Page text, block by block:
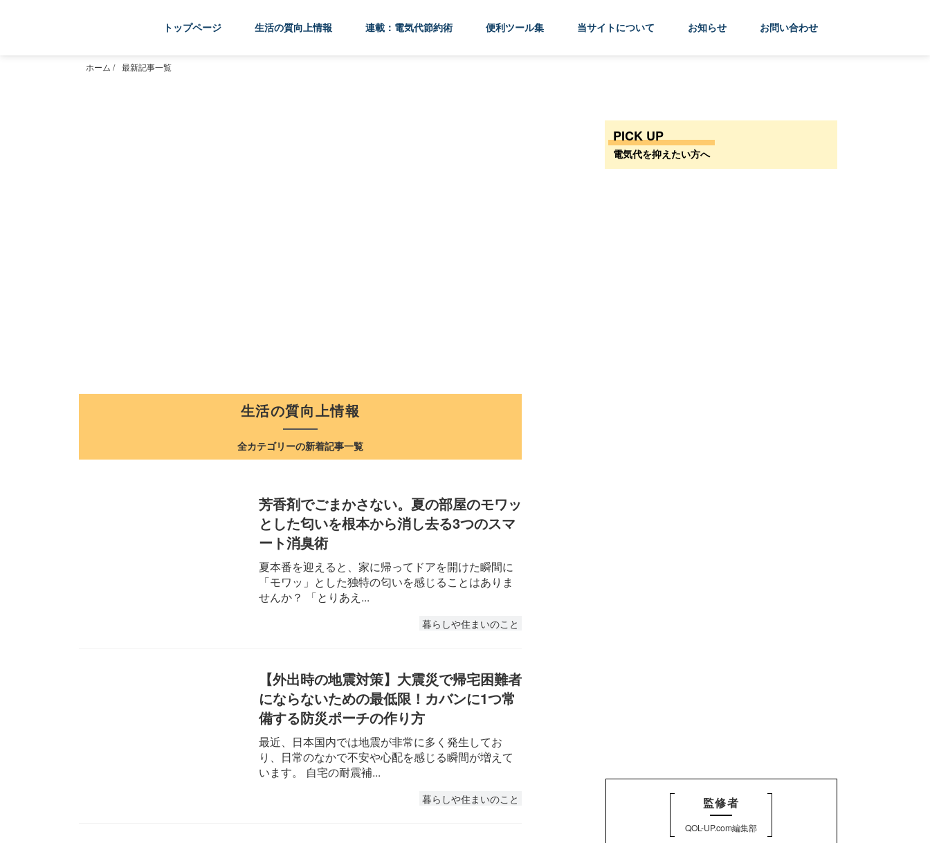
トップページ 生活の質向上情報 連載：電気代節約術 便利ツール集 当サイトについて お知らせ お問い合わせ
ホーム / 最新記事一覧
生活の質向上情報
全カテゴリーの新着記事一覧
芳香剤でごまかさない。夏の部屋のモワッ
とした匂いを根本から消し去る3つのスマ
ート消臭術
夏本番を迎えると、家に帰ってドアを開けた瞬間に
「モワッ」とした独特の匂いを感じることはありま
せんか？ 「とりあえ...
暮らしや住まいのこと
【外出時の地震対策】大震災で帰宅困難者
にならないための最低限！カバンに1つ常
備する防災ポーチの作り方
最近、日本国内では地震が非常に多く発生してお
り、日常のなかで不安や心配を感じる瞬間が増えて
います。 自宅の耐震補...
暮らしや住まいのこと
PICK UP
電気代を抑えたい方へ
監修者
QOL-UP.com編集部